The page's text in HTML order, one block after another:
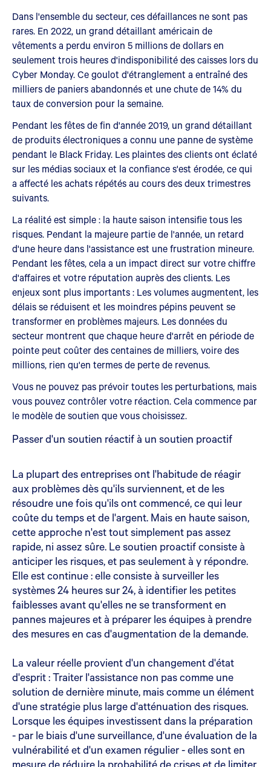
Dans l'ensemble du secteur, ces défaillances ne sont pas
rares. En 2022, un grand détaillant américain de
vêtements a perdu environ 5 millions de dollars en
seulement trois heures d'indisponibilité des caisses lors du
Cyber Monday. Ce goulot d'étranglement a entraîné des
milliers de paniers abandonnés et une chute de 14% du
taux de conversion pour la semaine.
Pendant les fêtes de fin d'année 2019, un grand détaillant
de produits électroniques a connu une panne de système
pendant le Black Friday. Les plaintes des clients ont éclaté
sur les médias sociaux et la confiance s'est érodée, ce qui
a affecté les achats répétés au cours des deux trimestres
suivants.
La réalité est simple : la haute saison intensifie tous les
risques. Pendant la majeure partie de l'année, un retard
d'une heure dans l'assistance est une frustration mineure.
Pendant les fêtes, cela a un impact direct sur votre chiffre
d'affaires et votre réputation auprès des clients. Les
enjeux sont plus importants : Les volumes augmentent, les
délais se réduisent et les moindres pépins peuvent se
transformer en problèmes majeurs. Les données du
secteur montrent que chaque heure d'arrêt en période de
pointe peut coûter des centaines de milliers, voire des
millions, rien qu'en termes de perte de revenus.
Vous ne pouvez pas prévoir toutes les perturbations, mais
vous pouvez contrôler votre réaction. Cela commence par
le modèle de soutien que vous choisissez.
Passer d'un soutien réactif à un soutien proactif
La plupart des entreprises ont l'habitude de réagir
aux problèmes dès qu'ils surviennent, et de les
résoudre une fois qu'ils ont commencé, ce qui leur
coûte du temps et de l'argent. Mais en haute saison,
cette approche n'est tout simplement pas assez
rapide, ni assez sûre. Le soutien proactif consiste à
anticiper les risques, et pas seulement à y répondre.
Elle est continue : elle consiste à surveiller les
systèmes 24 heures sur 24, à identifier les petites
faiblesses avant qu'elles ne se transforment en
pannes majeures et à préparer les équipes à prendre
des mesures en cas d'augmentation de la demande.
La valeur réelle provient d'un changement d'état
d'esprit : Traiter l'assistance non pas comme une
solution de dernière minute, mais comme un élément
d'une stratégie plus large d'atténuation des risques.
Lorsque les équipes investissent dans la préparation
- par le biais d'une surveillance, d'une évaluation de la
vulnérabilité et d'un examen régulier - elles sont en
mesure de réduire la probabilité de crises et de limiter